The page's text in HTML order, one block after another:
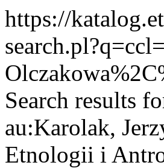
https://
Search results
au:Karolak,
Etnologii i